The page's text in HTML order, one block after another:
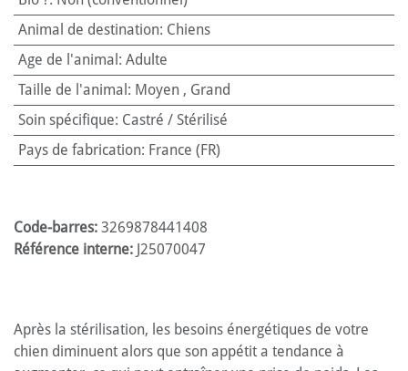
Animal de destination: Chiens
Age de l'animal : Adulte
Taille de l'animal : Moyen, Grand
Soin spécifique: Castré / Stérilisé
Pays de fabrication: France (FR)
Code-barres: 3269878441408
Référence interne: J25070047
Après la stérilisation, les besoins énergétiques de votre
chien diminuent alors que son appétit a tendance à